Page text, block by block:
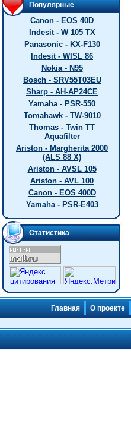
Популярные
Canon - EOS 40D
Indesit - W 105 TX
Panasonic - KX-F130
Indesit - WISL 86
Nokia - N95
Bosch - SRV55T03EU
Sharp - AH-AP24CE
Yamaha - PSR-550
Tomahawk - TW-9010
Thomas - Twin TT
Aquafilter
Ariston - Margherita 2000
(ALS 88 X)
Ariston - AVSL 105
Ariston - AVL 100
Canon - EOS 400D
Yamaha - PSR-E403
Статистика
Главная О проекте